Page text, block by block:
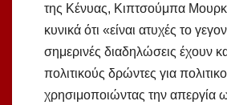
της Κένυας, Κιπτσούμπα
κυνικά ότι «είναι ατυχές το
σημερινές διαδηλώσεις έχουν
πολιτικούς δρώντες για
χρησιμοποιώντας την απεργία